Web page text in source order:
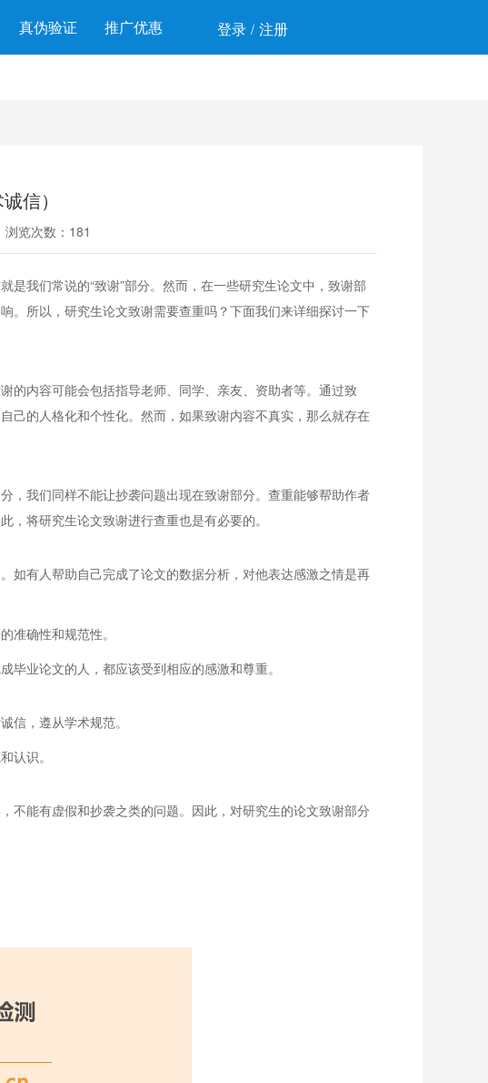
真伪验证 推广优惠 登录 / 注册
信）
浏览次数：181
我们常说的“致谢”部分。然而，在一些研究生论文中，致谢部
。所以，研究生论文致谢需要查重吗？下面我们来详细探讨一下
的内容可能会包括指导老师、同学、亲友、资助者等。通过致
己的人格化和个性化。然而，如果致谢内容不真实，那么就存在
，我们同样不能让抄袭问题出现在致谢部分。查重能够帮助作者
将研究生论文致谢进行查重也是有必要的。
如有人帮助自己完成了论文的数据分析，对他表达感激之情是再
准确性和规范性。
业论文的人，都应该受到相应的感激和尊重。
信，遵从学术规范。
认识。
不能有虚假和抄袭之类的问题。因此，对研究生的论文致谢部分